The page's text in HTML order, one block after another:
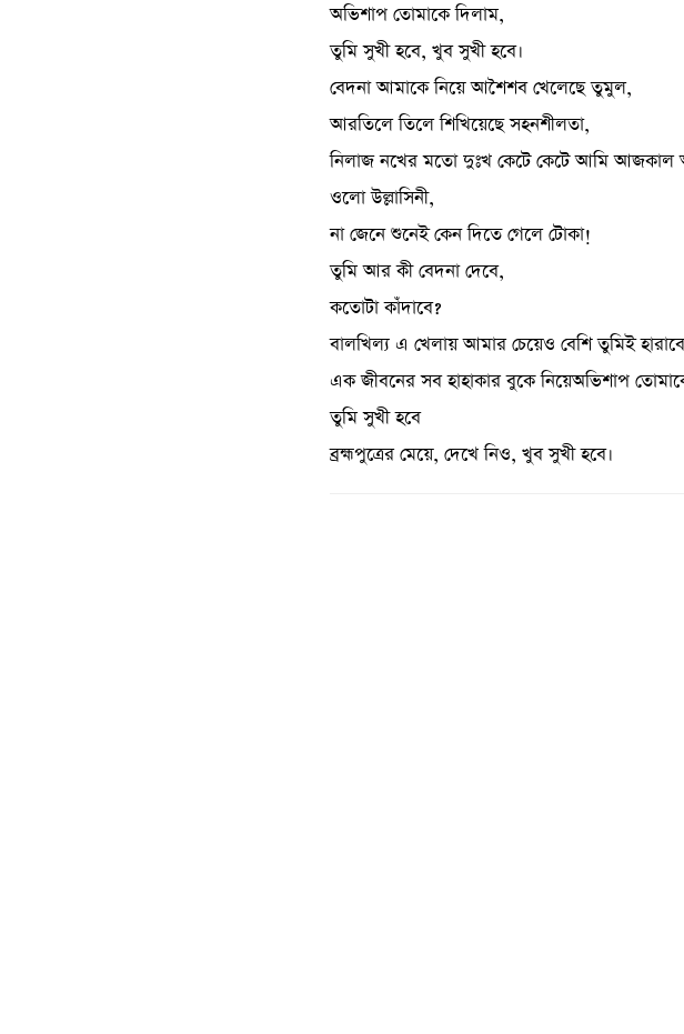
অভিশাপ তোমাকে দিলাম,
তুমি সুখী হবে, খুব সুখী হবে।
বেদনা আমাকে নিয়ে আশৈশব খেলেছে তুমুল,
আরতিলে তিলে শিখিয়েছে সহনশীলতা,
নিলাজ নখের মতো দুঃখ কেটে কেটে আমি আজকাল
ওলো উল্লাসিনী,
না জেনে শুনেই কেন দিতে গেলে টোকা!
তুমি আর কী বেদনা দেবে,
কতোটা কাঁদাবে?
বালখিল্য এ খেলায় আমার চেয়েও বেশি তুমিই
এক জীবনের সব হাহাকার বুকে নিয়েঅভিশাপ
তুমি সুখী হবে
ব্রহ্মপুত্রের মেয়ে, দেখে নিও, খুব সুখী হবে।